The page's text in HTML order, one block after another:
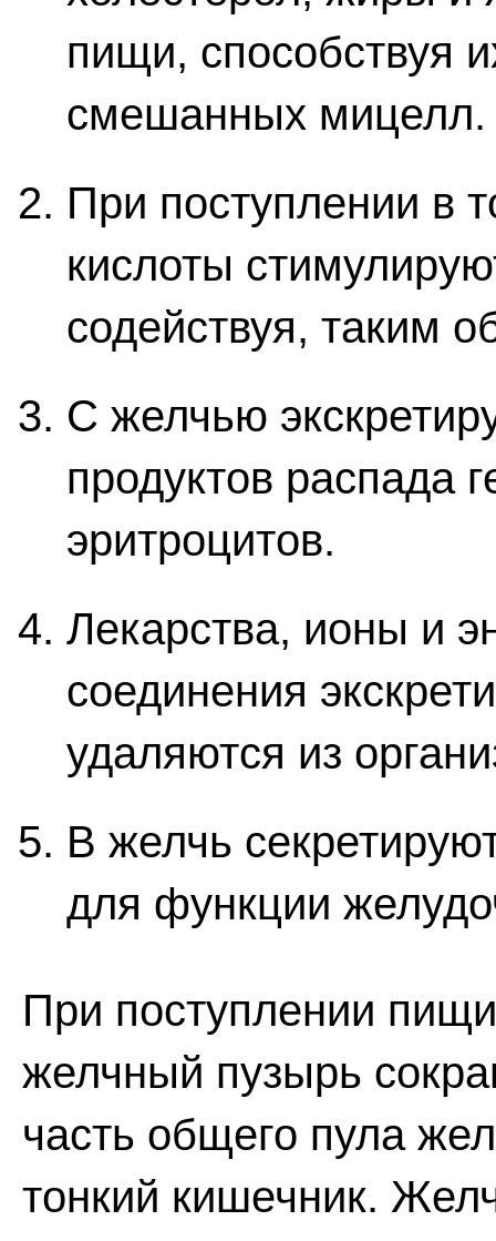
пищи, способствуя
смешанных мицелл.
При поступлении в
кислоты
содействуя, таким
С желчью
продуктов распада
эритроцитов.
Лекарства, ионы и
соединения
удаляются из
В желчь
для функции
При поступлении
желчный пузырь
часть общего пула
тонкий кишечник.